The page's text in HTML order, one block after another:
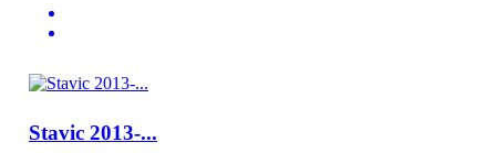
Stavic 2013-...